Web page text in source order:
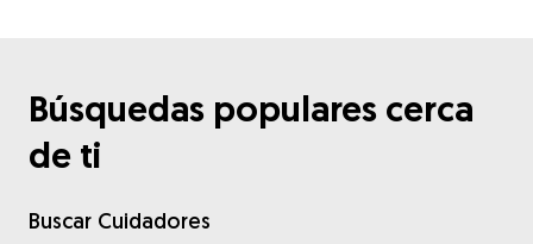
Búsquedas populares cerca
de ti
Buscar Cuidadores